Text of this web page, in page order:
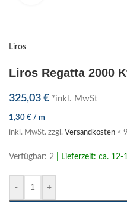
Liros
Liros Regatta 2000
325,03 € *inkl. MwSt
1,30 € / m
inkl. MwSt. zzgl. Versandkosten <
Verfügbar: 2 | Lieferzeit: ca. 12-
- +